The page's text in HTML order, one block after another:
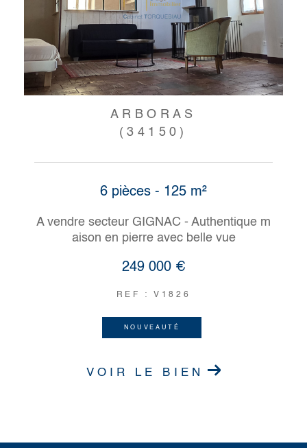
ARBORAS
(34150)
6 pièces - 125 m²
A vendre secteur GIGNAC - Authentique m
aison en pierre avec belle vue
249 000 €
REF : V1826
NOUVEAUTÉ
VOIR LE BIEN